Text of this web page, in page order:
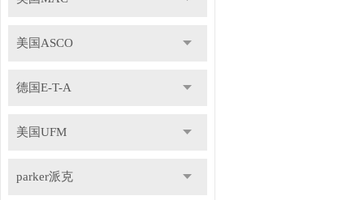
美国ASCO
德国E-T-A
美国UFM
parker派克